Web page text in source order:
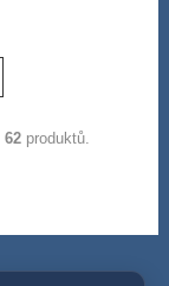
62produktů.